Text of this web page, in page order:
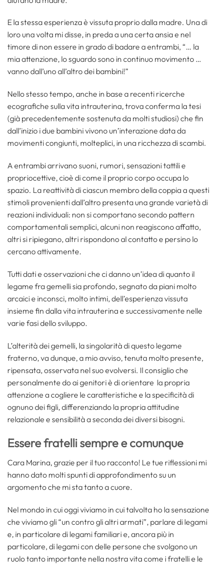
E la stessa esperienza è vissuta proprio dalla madre. Una di
loro una volta mi disse, in preda a una certa ansia e nel
timore di non essere in grado di badare a entrambi, “… la
mia attenzione, lo sguardo sono in continuo movimento …
vanno dall’uno all’altro dei bambini!”
Nello stesso tempo, anche in base a recenti ricerche
ecografiche sulla vita intrauterina, trova conferma la tesi
(già precedentemente sostenuta da molti studiosi) che fin
dall’inizio i due bambini vivono un’interazione data da
movimenti congiunti, molteplici, in una ricchezza di scambi.
A entrambi arrivano suoni, rumori, sensazioni tattili e
propriocettive, cioè di come il proprio corpo occupa lo
spazio. La reattività di ciascun membro della coppia a questi
stimoli provenienti dall’altro presenta una grande varietà di
reazioni individuali: non si comportano secondo pattern
comportamentali semplici, alcuni non reagiscono affatto,
altri si ripiegano, altri rispondono al contatto e persino lo
cercano attivamente.
Tutti dati e osservazioni che ci danno un’idea di quanto il
legame fra gemelli sia profondo, segnato da piani molto
arcaici e inconsci, molto intimi, dell’esperienza vissuta
insieme fin dalla vita intrauterina e successivamente nelle
varie fasi dello sviluppo.
L’alterità dei gemelli, la singolarità di questo legame
fraterno, va dunque, a mio avviso, tenuta molto presente,
ripensata, osservata nel suo evolversi. Il consiglio che
personalmente do ai genitori è di orientare la propria
attenzione a cogliere le caratteristiche e la specificità di
ognuno dei figli, differenziando la propria attitudine
relazionale e sensibilità a seconda dei diversi bisogni.
Essere fratelli sempre e comunque
Cara Marina, grazie per il tuo racconto! Le tue riflessioni mi
hanno dato molti spunti di approfondimento su un
argomento che mi sta tanto a cuore.
Nel mondo in cui oggi viviamo in cui talvolta ho la sensazione
che viviamo gli “un contro gli altri armati”, parlare di legami
e, in particolare di legami familiari e, ancora più in
particolare, di legami con delle persone che svolgono un
ruolo tanto importante nella nostra vita come i fratelli e le